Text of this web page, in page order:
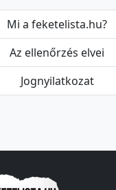
Mi a feketelista.hu?
Az ellenőrzés elvei
Jognyilatkozat